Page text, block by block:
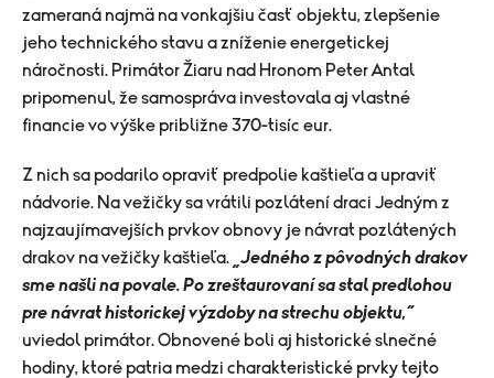
zameraná najmä na vonkajšiu časť objektu, zlepšenie
jeho technického stavu a zníženie energetickej
náročnosti. Primátor Žiaru nad Hronom Peter Antal
pripomenul, že samospráva investovala aj vlastné
financie vo výške približne 370-tisíc eur.
Z nich sa podarilo opraviť predpolie kaštieľa a upraviť
nádvorie. Na vežičky sa vrátili pozlátení draci Jedným z
najzaujímavejších prvkov obnovy je návrat pozlátených
drakov na vežičky kaštieľa. „Jedného z pôvodných drakov
sme našli na povale. Po zreštaurovaní sa stal predlohou
pre návrat historickej výzdoby na strechu objektu,“
uviedol primátor. Obnovené boli aj historické slnečné
hodiny, ktoré patria medzi charakteristické prvky tejto